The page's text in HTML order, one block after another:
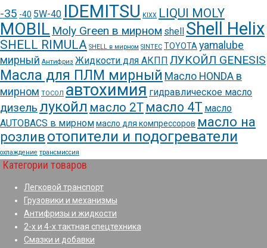
-35 -40 5W-40 IDEMITSU KIXX LIQUI MOLY
MOBIL Moly Green в мирном shell Shell Helix
SHELL RIMULA SHELL в мирном SINTEC TOYOTA yamalube
мирный Антифриз Жидкости для АКПП ЛУКОЙЛ GENESIS
Масла для ПЛМ мирный Масло HONDA в
мирном ТОСОЛ автохимия гидравлическое масло
дизель лукойл масло 2Т масло 4Т масло
AUTOBACS в мирноммасло для компрессоров масло на
розливотопители и подогреватели
охлаждение трансмиссия
Категории товаров
Легковой транспорт
Грузовики и механизмы
Антифризы и жидкости
2-х и 4-х тактная спецтехника
Смазки и добавки